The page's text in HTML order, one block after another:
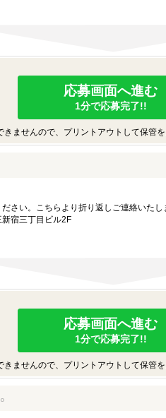
応募画面へ進む
1分で応募完了!!
ませんので、プリントアウトして保管を
さい。こちらより折り返しご連絡いたし
宿三丁目ビル2F
応募画面へ進む
1分で応募完了!!
ませんので、プリントアウトして保管を